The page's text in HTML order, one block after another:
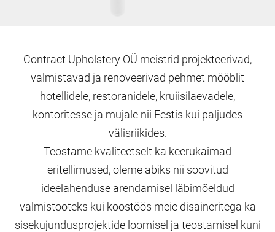
Contract Upholstery OÜ meistrid projekteerivad,
valmistavad ja renoveerivad pehmet mööblit
hotellidele, restoranidele, kruiisilaevadele,
kontoritesse ja mujale nii Eestis kui paljudes
välisriikides.
Teostame kvaliteetselt ka keerukaimad
eritellimused, oleme abiks nii soovitud
ideelahenduse arendamisel läbimõeldud
valmistooteks kui koostöös meie disaineritega ka
sisekujundusprojektide loomisel ja teostamisel kuni